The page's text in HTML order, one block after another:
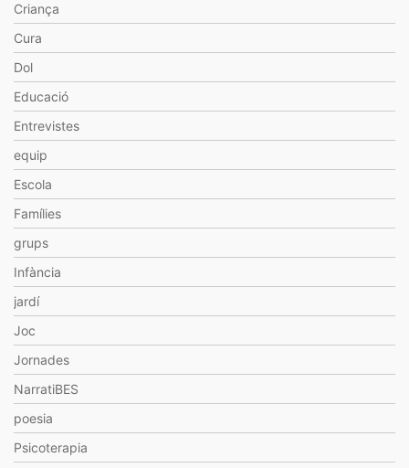
Criança
Cura
Dol
Educació
Entrevistes
equip
Escola
Famílies
grups
Infància
jardí
Joc
Jornades
NarratiBES
poesia
Psicoterapia